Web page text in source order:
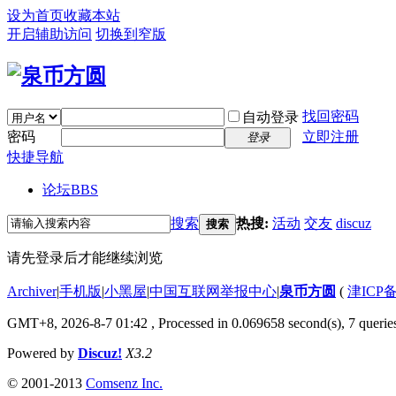
设为首页收藏本站
开启辅助访问 切换到窄版
自动登录 找回密码
密码
登录
立即注册
快捷导航
论坛BBS
搜索 搜索 热搜: 活动 交友 discuz
请先登录后才能继续浏览
Archiver|手机版|小黑屋|中国互联网举报中心|泉币方圆 ( 津ICP
GMT+8, 2026-8-7 01:42 , Processed in 0.069658 second(s), 7
Powered by Discuz! X3.2
© 2001-2013 Comsenz Inc.